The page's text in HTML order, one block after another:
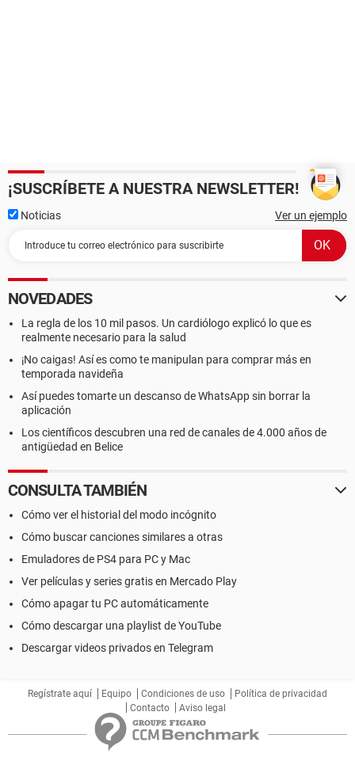
¡SUSCRÍBETE A NUESTRA NEWSLETTER!
Noticias Ver un ejemplo
NOVEDADES
La regla de los 10 mil pasos. Un cardiólogo explicó lo que es
realmente necesario para la salud
¡No caigas! Así es como te manipulan para comprar más en
temporada navideña
Así puedes tomarte un descanso de WhatsApp sin borrar la
aplicación
Los científicos descubren una red de canales de 4.000 años de
antigüedad en Belice
CONSULTA TAMBIÉN
Cómo ver el historial del modo incógnito
Cómo buscar canciones similares a otras
Emuladores de PS4 para PC y Mac
Ver películas y series gratis en Mercado Play
Cómo apagar tu PC automáticamente
Cómo descargar una playlist de YouTube
Descargar videos privados en Telegram
Regístrate aquí Equipo Condiciones de uso
Política de privacidad
Contacto
Aviso legal